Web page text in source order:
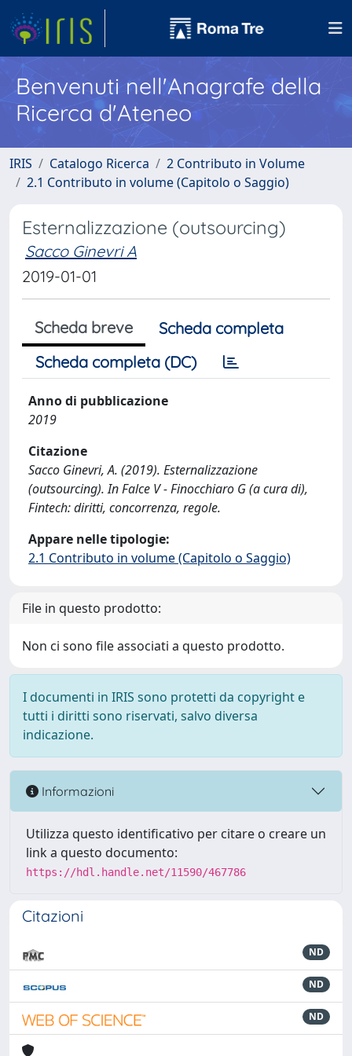
Benvenuti nell'Anagrafe della
Ricerca d'Ateneo
IRIS Catalogo Ricerca
2 Contributo in Volume
2.1 Contributo in volume (Capitolo o Saggio)
Esternalizzazione (outsourcing)
Sacco Ginevri A
2019-01-01
Scheda breve
Scheda completa
Scheda completa (DC)
Anno di pubblicazione
2019
Citazione
Sacco Ginevri, A. (2019). Esternalizzazione
(outsourcing). In Falce V - Finocchiaro G (a cura di),
Fintech: diritti, concorrenza, regole.
Appare nelle tipologie:
2.1 Contributo in volume (Capitolo o Saggio)
File in questo prodotto:
Non ci sono file associati a questo prodotto.
I documenti in IRIS sono protetti da copyright e
tutti i diritti sono riservati, salvo diversa
indicazione.
Informazioni
Utilizza questo identificativo per citare o creare un
link a questo documento:
https://hdl.handle.net/11590/467786
Citazioni
ND
ND
ND